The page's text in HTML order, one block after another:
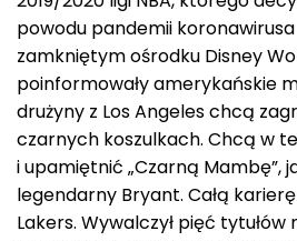
powodu pandemii
zamkniętym ośrodku Disney
poinformowały amerykańskie
drużyny z Los Angeles chcą
czarnych koszulkach. Chcą w
i upamiętnić „Czarną Mambę”,
legendarny Bryant. Całą
Lakers. Wywalczył pięć tytułów